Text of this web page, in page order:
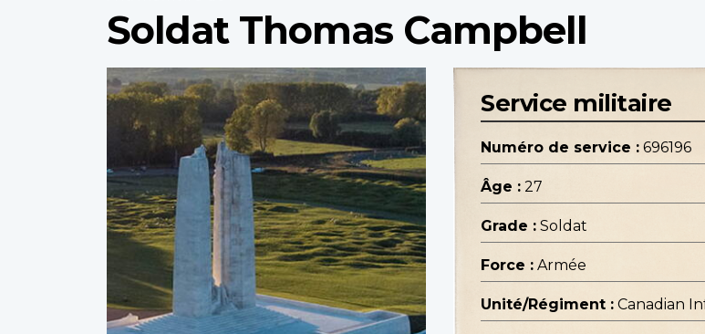
Soldat Thomas Campbell
Profile
image
Service militaire
Numéro de service : 696196
Âge : 27
Grade : Soldat
Force : Armée
Unité/Régiment : Canadian